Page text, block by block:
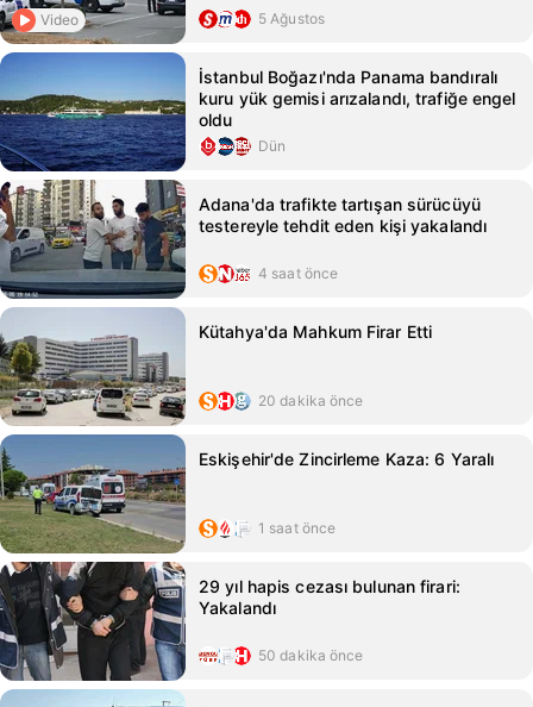
Video 5 Ağustos
İstanbul Boğazı'nda Panama bandıralı
kuru yük gemisi arızalandı, trafiğe engel
oldu
Dün
Adana'da trafikte tartışan sürücüyü
testereyle tehdit eden kişi yakalandı
4 saat önce
Kütahya'da Mahkum Firar Etti
20 dakika önce
Eskişehir'de Zincirleme Kaza: 6 Yaralı
1 saat önce
29 yıl hapis cezası bulunan firari:
Yakalandı
50 dakika önce